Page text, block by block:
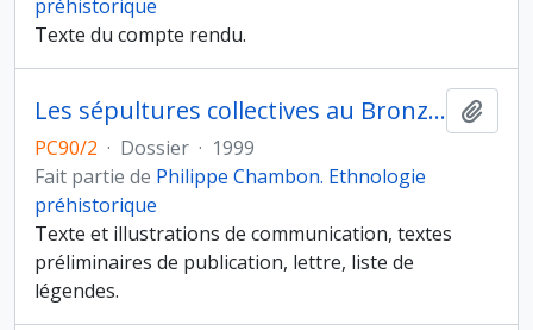
préhistorique
Texte du compte rendu.
Les sépultures collectives au Bronze ancien : une pratique dominante ou marginale ?
PC90/2 · Dossier · 1999
Fait partie de Philippe Chambon. Ethnologie
préhistorique
Texte et illustrations de communication, textes
préliminaires de publication, lettre, liste de
légendes.